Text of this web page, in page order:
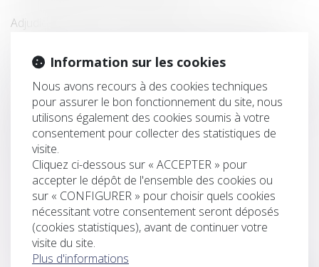
Adjudication le Jeudi 12 Décembre 2019 à 14 heures.
Contrairement à ce qui est indiqué sur l'Affiche, la Visite
aura lieu leMercredi 4 Décembre2019 de 14h à 15h.
Le montant des frais préalables s'élève à environ
11.000,00 €.
Ce bien a été adjugé à la somme de 217.000,00 €.
Consulter l'Affiche
Consulter le cahier des conditions de vente
Consulter le PV Descriptif
Information sur les cookies
Nous avons recours à des cookies techniques
pour assurer le bon fonctionnement du site, nous
utilisons également des cookies soumis à votre
consentement pour collecter des statistiques de
visite.
Cliquez ci-dessous sur « ACCEPTER » pour
accepter le dépôt de l'ensemble des cookies ou
sur « CONFIGURER » pour choisir quels cookies
nécessitant votre consentement seront déposés
(cookies statistiques), avant de continuer votre
visite du site.
Plus d'informations